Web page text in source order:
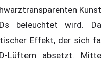
beleuchtet wird.
Effekt, der sich
Lüftern absetzt.